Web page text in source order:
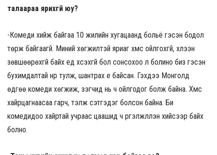
талаараа ярихгүй юу?
-Комеди хийж байгаа 10 жилийн хугацаанд больё гэсэн бодол
төрж байгаагүй. Миний хөгжилтэй яриаг хүмүүс ойлгохгүй, хүлээн
зөвшөөрөхгүй байх үед хүсэхгүй бол сонсохоо л болино биз гэсэн
бухимдалтай нүүр тулж, шантрах үе байсан. Гэхдээ Монголд
өдгөө комеди хөгжиж, үзэгчид нь ч ойлгодог болж байна. Хүмүүс
хайрцагнаасаа гарч, тэлж сэтгэдэг болсон байна. Би
комедидоо хайртай учраас цаашид ч үргэлжлүүлэн хийсээр байх
болно.